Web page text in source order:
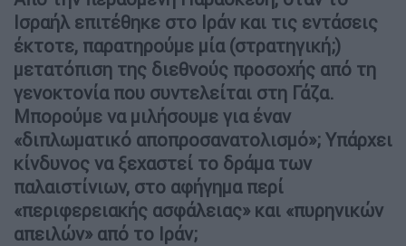
Ισραήλ επιτέθηκε στο Ιράν και τις εντάσεις
έκτοτε, παρατηρούμε μία (στρατηγική;)
μετατόπιση της διεθνούς προσοχής από τη
γενοκτονία που συντελείται στη Γάζα.
Μπορούμε να μιλήσουμε για έναν
«διπλωματικό αποπροσανατολισμό»; Υπάρχει
κίνδυνος να ξεχαστεί το δράμα των
παλαιστίνιων, στο αφήγημα περί
«περιφερειακής ασφάλειας» και «πυρηνικών
απειλών» από το Ιράν;